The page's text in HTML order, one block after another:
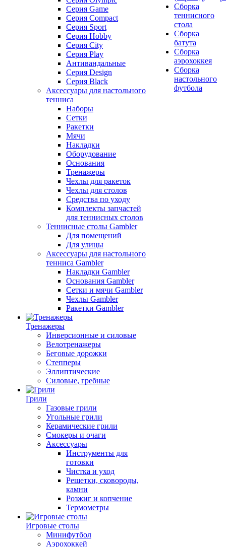
Серия Game
Серия Compact
Серия Sport
Серия Hobby
Серия City
Серия Play
Антивандальные
Серия Design
Серия Black
Аксессуары для настольного
тенниса
Наборы
Сетки
Ракетки
Мячи
Накладки
Оборудование
Основания
Тренажеры
Чехлы для ракеток
Чехлы для столов
Средства по уходу
Комплекты запчастей
для теннисных столов
Теннисные столы Gambler
Для помещений
Для улицы
Аксессуары для настольного
тенниса Gambler
Накладки Gambler
Основания Gambler
Сетки и мячи Gambler
Чехлы Gambler
Ракетки Gambler
Тренажеры
Инверсионные и силовые
Велотренажеры
Беговые дорожки
Степперы
Эллиптические
Силовые, гребные
Грили
Газовые грили
Угольные грили
Керамические грили
Смокеры и очаги
Аксессуары
Инструменты для
готовки
Чистка и уход
Решетки, сковороды,
камни
Розжиг и копчение
Термометры
Игровые столы
Минифутбол
Аэрохоккей
Сборка
теннисного
стола
Сборка
батута
Сборка
аэрохоккея
Сборка
настольного
футбола